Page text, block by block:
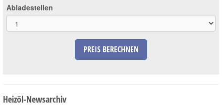
Abladestellen
PREIS BERECHNEN
Heizöl-Newsarchiv